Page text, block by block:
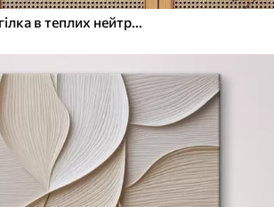
Рельєфні кола та гілка в теплих нейтральних тонах